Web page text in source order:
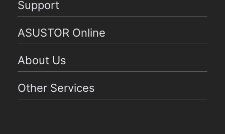
Support
ASUSTOR Online
About Us
Other Services